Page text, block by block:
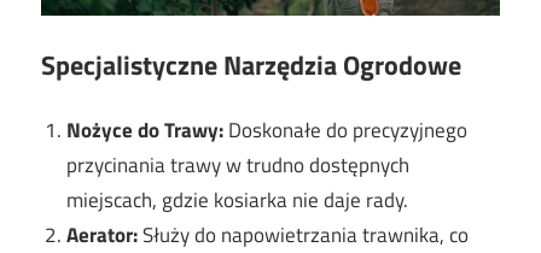
Specjalistyczne Narzędzia Ogrodowe
Nożyce do Trawy:Doskonałe do precyzyjnego
przycinania trawy w trudno dostępnych
miejscach, gdzie kosiarka nie daje rady.
Aerator:Służy do napowietrzania trawnika, co